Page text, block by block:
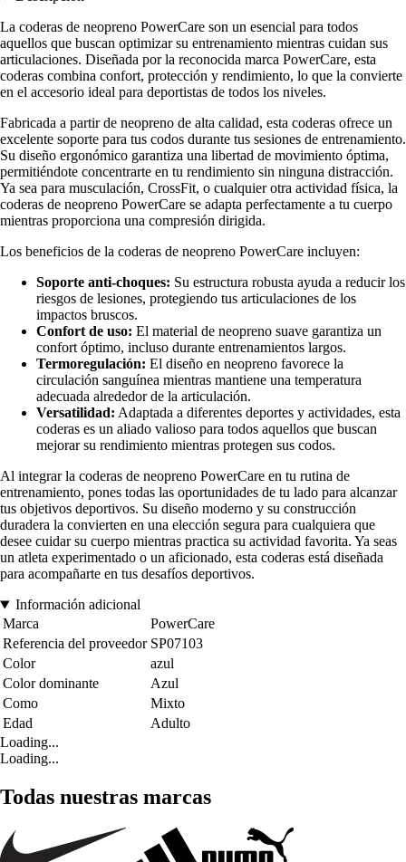
La coderas de neopreno PowerCare son un esencial para todos
aquellos que buscan optimizar su entrenamiento mientras cuidan sus
articulaciones. Diseñada por la reconocida marca PowerCare, esta
coderas combina confort, protección y rendimiento, lo que la convierte
en el accesorio ideal para deportistas de todos los niveles.
Fabricada a partir de neopreno de alta calidad, esta coderas ofrece un
excelente soporte para tus codos durante tus sesiones de entrenamiento.
Su diseño ergonómico garantiza una libertad de movimiento óptima,
permitiéndote concentrarte en tu rendimiento sin ninguna distracción.
Ya sea para musculación, CrossFit, o cualquier otra actividad física, la
coderas de neopreno PowerCare se adapta perfectamente a tu cuerpo
mientras proporciona una compresión dirigida.
Los beneficios de la coderas de neopreno PowerCare incluyen:
Soporte anti-choques: Su estructura robusta ayuda a reducir los
riesgos de lesiones, protegiendo tus articulaciones de los
impactos bruscos.
Confort de uso: El material de neopreno suave garantiza un
confort óptimo, incluso durante entrenamientos largos.
Termoregulación: El diseño en neopreno favorece la
circulación sanguínea mientras mantiene una temperatura
adecuada alrededor de la articulación.
Versatilidad: Adaptada a diferentes deportes y actividades, esta
coderas es un aliado valioso para todos aquellos que buscan
mejorar su rendimiento mientras protegen sus codos.
Al integrar la coderas de neopreno PowerCare en tu rutina de
entrenamiento, pones todas las oportunidades de tu lado para alcanzar
tus objetivos deportivos. Su diseño moderno y su construcción
duradera la convierten en una elección segura para cualquiera que
desee cuidar su cuerpo mientras practica su actividad favorita. Ya seas
un atleta experimentado o un aficionado, esta coderas está diseñada
para acompañarte en tus desafíos deportivos.
Información adicional
Marca
PowerCare
Referencia del proveedor SP07103
Color
azul
Color dominante
Azul
Como
Mixto
Edad
Adulto
Loading...
Loading...
Todas nuestras marcas